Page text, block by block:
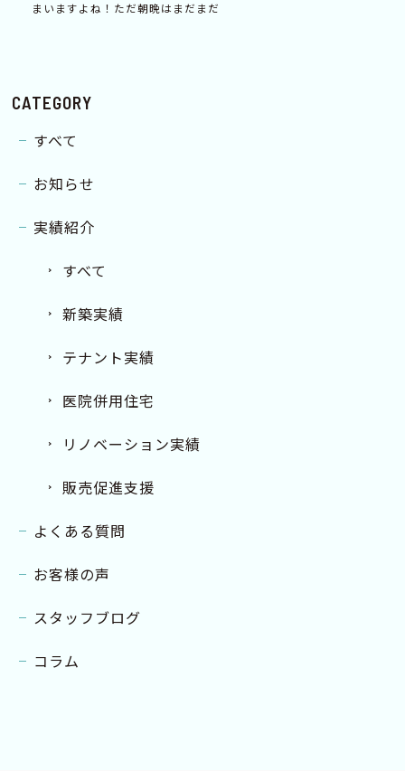
まいますよね！ただ朝晩はまだまだ
CATEGORY
すべて
お知らせ
実績紹介
すべて
新築実績
テナント実績
医院併用住宅
リノベーション実績
販売促進支援
よくある質問
お客様の声
スタッフブログ
コラム